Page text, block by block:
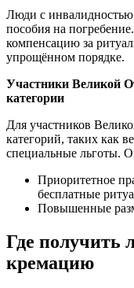
Люди с
пособия на
компенсацию за
упрощённом порядке.
Участники Великой
категории
Для участников
категорий, таких как
специальные льготы.
Приоритетное
бесплатные
Повышенные
Где получить
кремацию